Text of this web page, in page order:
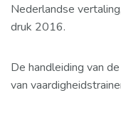
Nederlandse
druk 2016.
De handleiding van
van vaardigheids